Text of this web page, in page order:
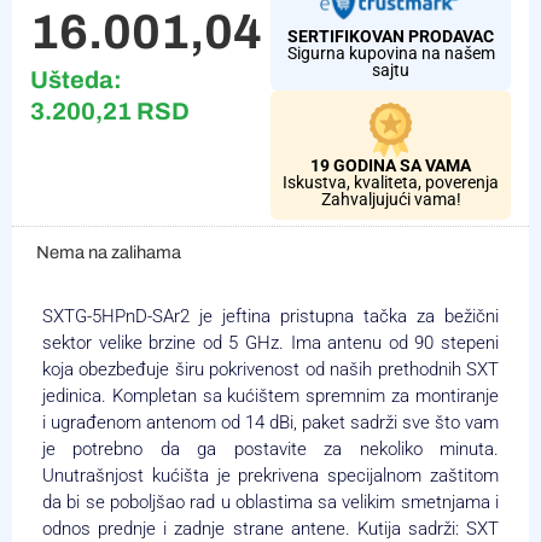
16.001,04 RSD
Ušteda:
3.200,21 RSD
SERTIFIKOVAN PRODAVAC
Sigurna kupovina na našem
sajtu
19 GODINA SA VAMA
Iskustva, kvaliteta, poverenja
Zahvaljujući vama!
Nema na zalihama
SXTG-5HPnD-SAr2 je jeftina pristupna tačka za bežični
sektor velike brzine od 5 GHz. Ima antenu od 90 stepeni
koja obezbeđuje širu pokrivenost od naših prethodnih SXT
jedinica. Kompletan sa kućištem spremnim za montiranje
i ugrađenom antenom od 14 dBi, paket sadrži sve što vam
je potrebno da ga postavite za nekoliko minuta.
Unutrašnjost kućišta je prekrivena specijalnom zaštitom
da bi se poboljšao rad u oblastima sa velikim smetnjama i
odnos prednje i zadnje strane antene. Kutija sadrži: SXT